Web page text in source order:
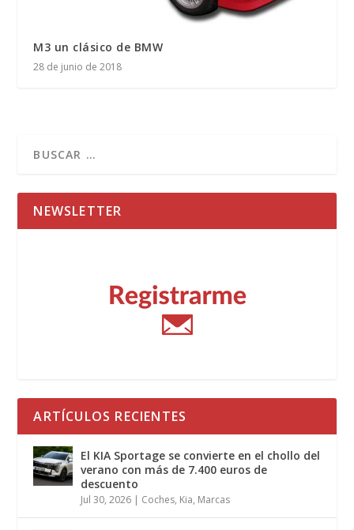
M3 un clásico de BMW
28 de junio de 2018
NEWSLETTER
ARTÍCULOS RECIENTES
El KIA Sportage se convierte en el chollo del
verano con más de 7.400 euros de
descuento
Jul 30, 2026 | Coches, Kia, Marcas